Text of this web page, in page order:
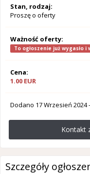
Stan, rodzaj:
Proszę o oferty
Ważność oferty:
To ogłoszenie już wygasło
Cena:
1.00 EUR
Dodano 17 Wrzesień 2024-
Kontakt
Szczegóły